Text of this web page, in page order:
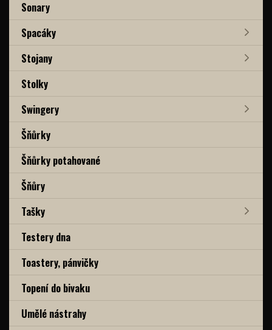
Sonary
Spacáky
Stojany
Stolky
Swingery
Šňůrky
Šňůrky potahované
Šňůry
Tašky
Testery dna
Toastery, pánvičky
Topení do bivaku
Umělé nástrahy